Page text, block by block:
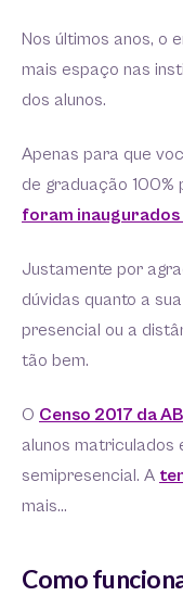
Nos últimos anos, o
mais espaço nas
dos alunos.
Apenas para que
de graduação 100%
foram
Justamente por
dúvidas quanto a
presencial ou a
tão bem.
O Censo 2017 da
alunos matriculados
semipresencial. A
mais…
Como